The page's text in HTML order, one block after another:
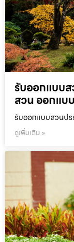
รับออกแบบ
สวน ออกแบ
รับออกแบบสวนป
ดูเพิ่มเติม »